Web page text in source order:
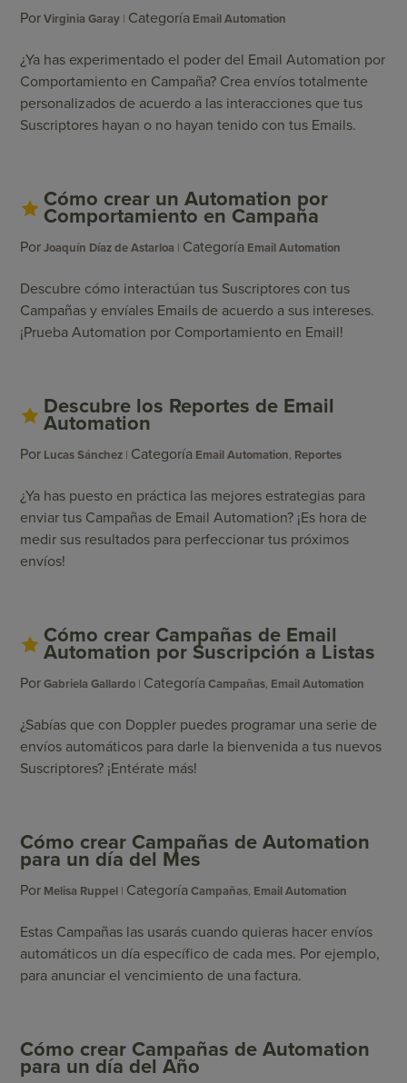
Por Virginia Garay Categoría Email Automation
¿Ya has experimentado el poder del Email Automation por
Comportamiento en Campaña? Crea envíos totalmente
personalizados de acuerdo a las interacciones que tus
Suscriptores hayan o no hayan tenido con tus Emails.
Cómo crear un Automation por
Comportamiento en Campaña
Por Joaquín Díaz de Astarloa Categoría Email Automation
Descubre cómo interactúan tus Suscriptores con tus
Campañas y envíales Emails de acuerdo a sus intereses.
¡Prueba Automation por Comportamiento en Email!
Descubre los Reportes de Email
Automation
Por Lucas Sánchez Categoría Email Automation, Reportes
¿Ya has puesto en práctica las mejores estrategias para
enviar tus Campañas de Email Automation? ¡Es hora de
medir sus resultados para perfeccionar tus próximos
envíos!
Cómo crear Campañas de Email
Automation por Suscripción a Listas
Por Gabriela Gallardo Categoría Campañas, Email Automation
¿Sabías que con Doppler puedes programar una serie de
envíos automáticos para darle la bienvenida a tus nuevos
Suscriptores? ¡Entérate más!
Cómo crear Campañas de Automation
para un día del Mes
Por Melisa Ruppel Categoría Campañas, Email Automation
Estas Campañas las usarás cuando quieras hacer envíos
automáticos un día específico de cada mes. Por ejemplo,
para anunciar el vencimiento de una factura.
Cómo crear Campañas de Automation
para un día del Año